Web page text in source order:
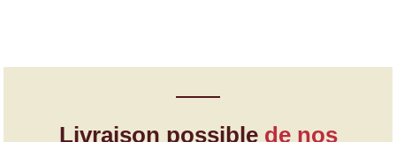
Livraison possible de nos